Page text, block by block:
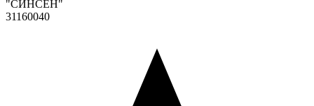
"СИНСЕН"
31160040